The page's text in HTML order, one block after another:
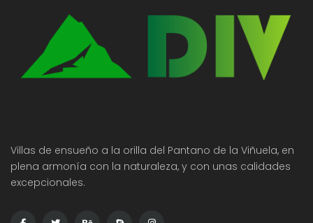
Villas de ensueño a la orilla del Pantano de la Viñuela, en
plena armonía con la naturaleza, y con unas calidades
excepcionales.